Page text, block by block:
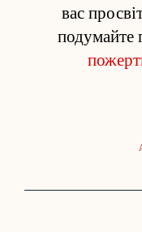
вас
подумайте